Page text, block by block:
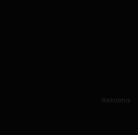
Reklama